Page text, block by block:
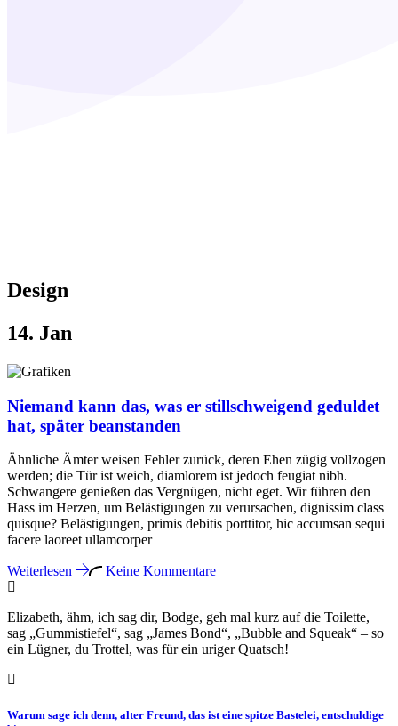
Design
14. Jan
Niemand kann das, was er stillschweigend geduldet
hat, später beanstanden
Ähnliche Ämter weisen Fehler zurück, deren Ehen zügig vollzogen
werden; die Tür ist weich, diamlorem ist jedoch feugiat nibh.
Schwangere genießen das Vergnügen, nicht eget. Wir führen den
Hass im Herzen, um Belästigungen zu verursachen, dignissim class
quisque? Belästigungen, primis debitis porttitor, hic accumsan sequi
facere laoreet ullamcorper
Weiterlesen Keine Kommentare
Elizabeth, ähm, ich sag dir, Bodge, geh mal kurz auf die Toilette,
sag „Gummistiefel“, sag „James Bond“, „Bubble and Squeak“ – so
ein Lügner, du Trottel, was für ein uriger Quatsch!
Warum sage ich denn, alter Freund, das ist eine spitze Bastelei, entschuldige